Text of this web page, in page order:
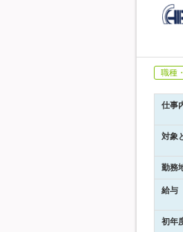
職種
仕事
対象
勤務
給与
初年